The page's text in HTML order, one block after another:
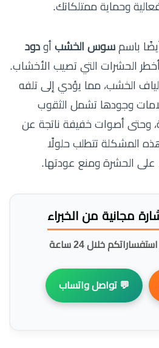
وحماية ممتلكاتك.
باسم سوس الخشب أو دود
الحشرات التي تصيب الأخشاب.
الخشب، مما يؤدي إلى تلفه
وجودها تشمل الثقوب
وحتى أصوات خفيفة ناتجة عن
المشكلة تتطلب حلولًا
الحشرة ومنع عودتها.
مجانية من الخبراء
خلال 24 ساعة
💬 تواصل واتساب